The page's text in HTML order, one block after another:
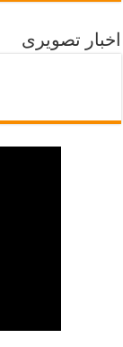
اخبار تصویری